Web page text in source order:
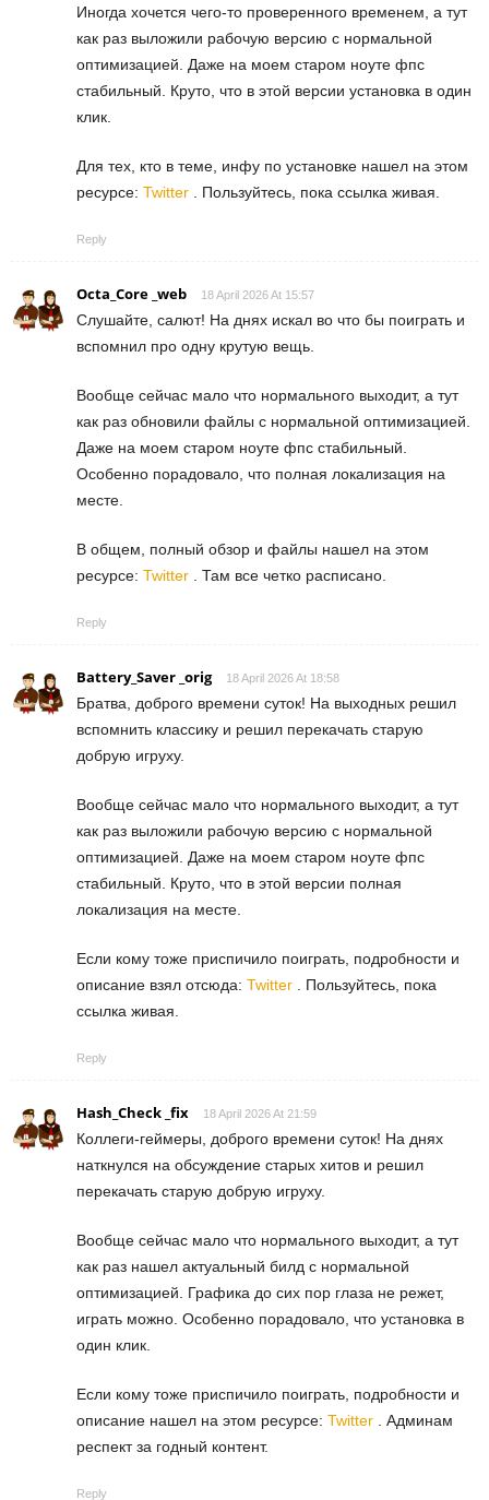
Иногда хочется чего-то проверенного временем, а тут
как раз выложили рабочую версию с нормальной
оптимизацией. Даже на моем старом ноуте фпс
стабильный. Круто, что в этой версии установка в один
клик.
Для тех, кто в теме, инфу по установке нашел на этом
ресурсе: Twitter . Пользуйтесь, пока ссылка живая.
Reply
Octa_Core _web 18 April 2026 At 15:57
Слушайте, салют! На днях искал во что бы поиграть и
вспомнил про одну крутую вещь.
Вообще сейчас мало что нормального выходит, а тут
как раз обновили файлы с нормальной оптимизацией.
Даже на моем старом ноуте фпс стабильный.
Особенно порадовало, что полная локализация на
месте.
В общем, полный обзор и файлы нашел на этом
ресурсе: Twitter . Там все четко расписано.
Reply
Battery_Saver _orig 18 April 2026 At 18:58
Братва, доброго времени суток! На выходных решил
вспомнить классику и решил перекачать старую
добрую игруху.
Вообще сейчас мало что нормального выходит, а тут
как раз выложили рабочую версию с нормальной
оптимизацией. Даже на моем старом ноуте фпс
стабильный. Круто, что в этой версии полная
локализация на месте.
Если кому тоже приспичило поиграть, подробности и
описание взял отсюда: Twitter . Пользуйтесь, пока
ссылка живая.
Reply
Hash_Check _fix 18 April 2026 At 21:59
Коллеги-геймеры, доброго времени суток! На днях
наткнулся на обсуждение старых хитов и решил
перекачать старую добрую игруху.
Вообще сейчас мало что нормального выходит, а тут
как раз нашел актуальный билд с нормальной
оптимизацией. Графика до сих пор глаза не режет,
играть можно. Особенно порадовало, что установка в
один клик.
Если кому тоже приспичило поиграть, подробности и
описание нашел на этом ресурсе: Twitter . Админам
респект за годный контент.
Reply